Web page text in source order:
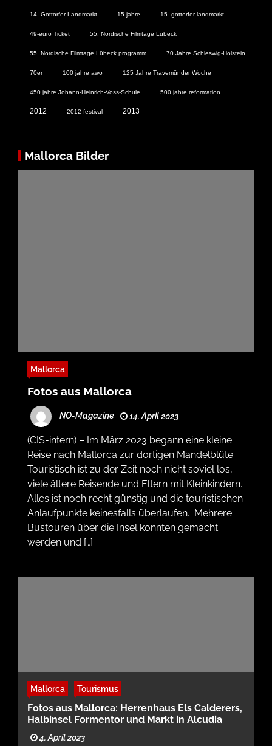
14. Gottorfer Landmarkt 15 jahre 15. gottorfer landmarkt
49-euro Ticket 55. Nordische Filmtage Lübeck
55. Nordische Filmtage Lübeck programm 70 Jahre Schleswig-Holstein
70er 100 jahre awo 125 Jahre Travemünder Woche
450 jahre Johann-Heinrich-Voss-Schule 500 jahre reformation
2012 2012 festival 2013
Mallorca Bilder
Mallorca
Fotos aus Mallorca
NO-Magazine 14. April 2023
(CIS-intern) – Im März 2023 begann eine kleine
Reise nach Mallorca zur dortigen Mandelblüte.
Touristisch ist zu der Zeit noch nicht soviel los,
viele ältere Reisende und Eltern mit Kleinkindern.
Alles ist noch recht günstig und die touristischen
Anlaufpunkte keinesfalls überlaufen. Mehrere
Bustouren über die Insel konnten gemacht
werden und […]
Mallorca Tourismus
Fotos aus Mallorca: Herrenhaus Els Calderers,
Halbinsel Formentor und Markt in Alcudia
4. April 2023